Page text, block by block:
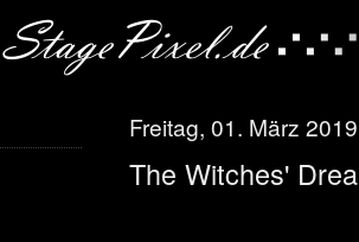
Freitag, 01. März 2019
The Witches'